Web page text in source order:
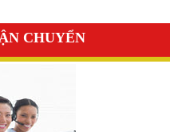
CHUYỂN